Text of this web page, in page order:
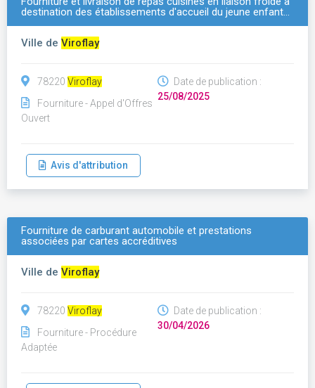
destination des établissements d'accueil du jeune enfant…
Ville de Viroflay
78220 Viroflay
Fourniture - Appel d'Offres
Ouvert
Date de publication :
25/08/2025
Avis d'attribution
Fourniture de carburant automobile et prestations
associées par cartes accréditives
Ville de Viroflay
78220 Viroflay
Fourniture - Procédure
Adaptée
Date de publication :
30/04/2026